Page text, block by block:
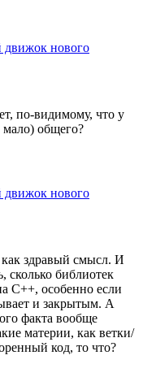
движок нового
по-видимому, что у
мало) общего?
движок нового
как здравый смысл. И
сколько библиотек
C++, особенно если
и закрытым. А
факта вообще
материи, как ветки/
код, то что?